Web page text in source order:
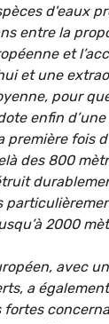
d'eaux
entre la
et
et une
pour
enfin
première fois
des 800
2000
avec
a
fortes